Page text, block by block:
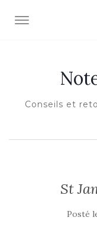
OUVRIR/
Conseils et
St
Posté